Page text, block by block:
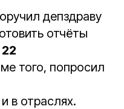
депздраву
отчёты
22
того, попросил
в отраслях.